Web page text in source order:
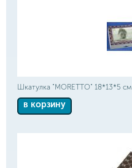
Шкатулка "MORETTO" 18*13*5 см
в корзину